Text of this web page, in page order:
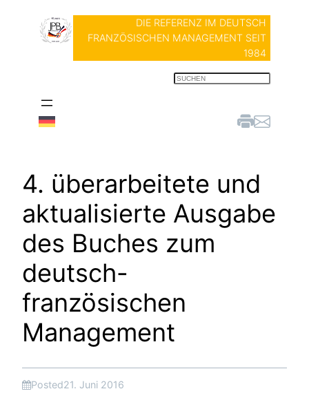
springen
DIE REFERENZ IM DEUTSCH
FRANZÖSISCHEN MANAGEMENT SEIT
1984
S
4. überarbeitete und
aktualisierte Ausgabe
des Buches zum
deutsch-
französischen
Management
Posted21. Juni 2016